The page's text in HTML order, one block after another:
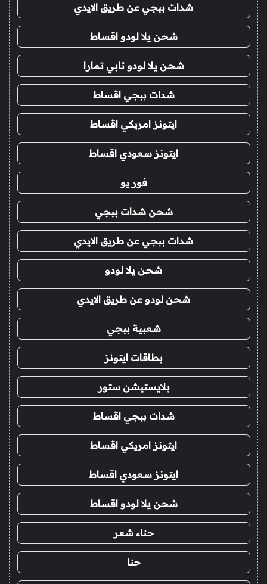
شدات ببجي عن طريق الايدي
شحن يلا لودو اقساط
شحن يلا لودو تابي تمارا
شدات ببجي اقساط
ايتونز امريكي اقساط
ايتونز سعودي اقساط
فور يو
شحن شدات ببجي
شدات ببجي عن طريق الايدي
شحن يلا لودو
شحن لودو عن طريق الايدي
شعبية ببجي
بطاقات ايتونز
بلايستيشن ستور
شدات ببجي اقساط
ايتونز امريكي اقساط
ايتونز سعودي اقساط
شحن يلا لودو اقساط
حناء شعر
حنا